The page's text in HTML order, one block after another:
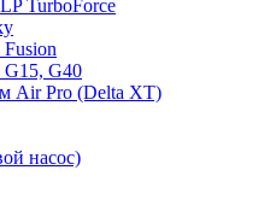
TurboForce
Fusion
G15, G40
Air Pro (Delta XT)
насос)